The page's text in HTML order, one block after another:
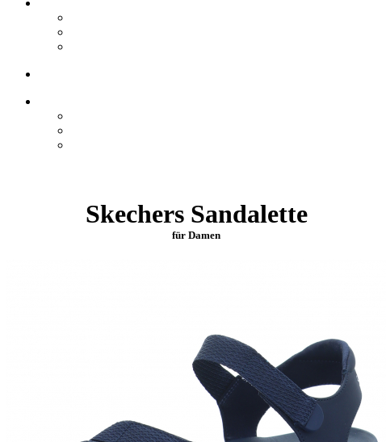
Skechers Sandalette
für Damen